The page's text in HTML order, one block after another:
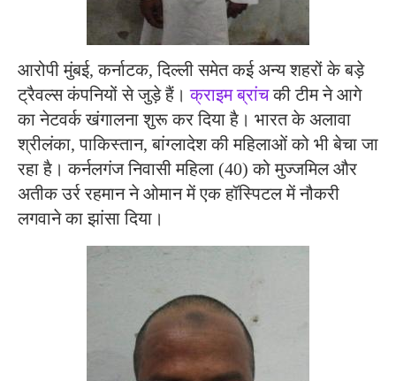
आरोपी मुंबई, कर्नाटक, दिल्ली समेत कई अन्य शहरों के बड़े
ट्रैवल्स कंपनियों से जुड़े हैं। क्राइम ब्रांचकी टीम ने आगे
का नेटवर्क खंगालना शुरू कर दिया है। भारत के अलावा
श्रीलंका, पाकिस्तान, बांग्लादेश की महिलाओं को भी बेचा जा
रहा है। कर्नलगंज निवासी महिला (40) को मुज्जमिल और
अतीक उर्र रहमान ने ओमान में एक हॉस्पिटल में नौकरी
लगवाने का झांसा दिया।